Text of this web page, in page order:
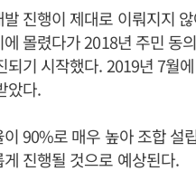
진행이 제대로 이뤄지지
몰렸다가 2018년 주민 동
되기 시작했다. 2019년 7월
았다.
90%로 매우 높아 조합 설
진행될 것으로 예상된다.